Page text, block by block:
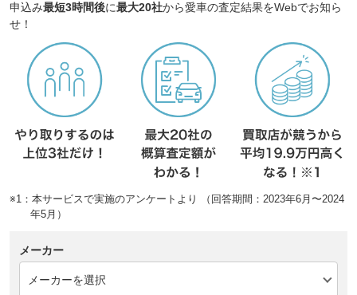
申込み最短3時間後に最大20社から愛車の査定結果をWebでお知ら
せ！
※1：本サービスで実施のアンケートより （回答期間：2023年6月〜2024
年5月）
メーカー